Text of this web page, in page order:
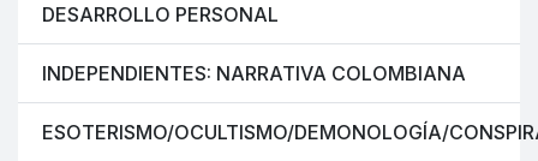
DESARROLLO PERSONAL
INDEPENDIENTES: NARRATIVA COLOMBIANA
ESOTERISMO/OCULTISMO/DEMONOLOGÍA/